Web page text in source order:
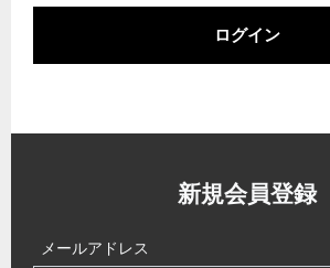
ログイン
新規会員登録
メールアドレス